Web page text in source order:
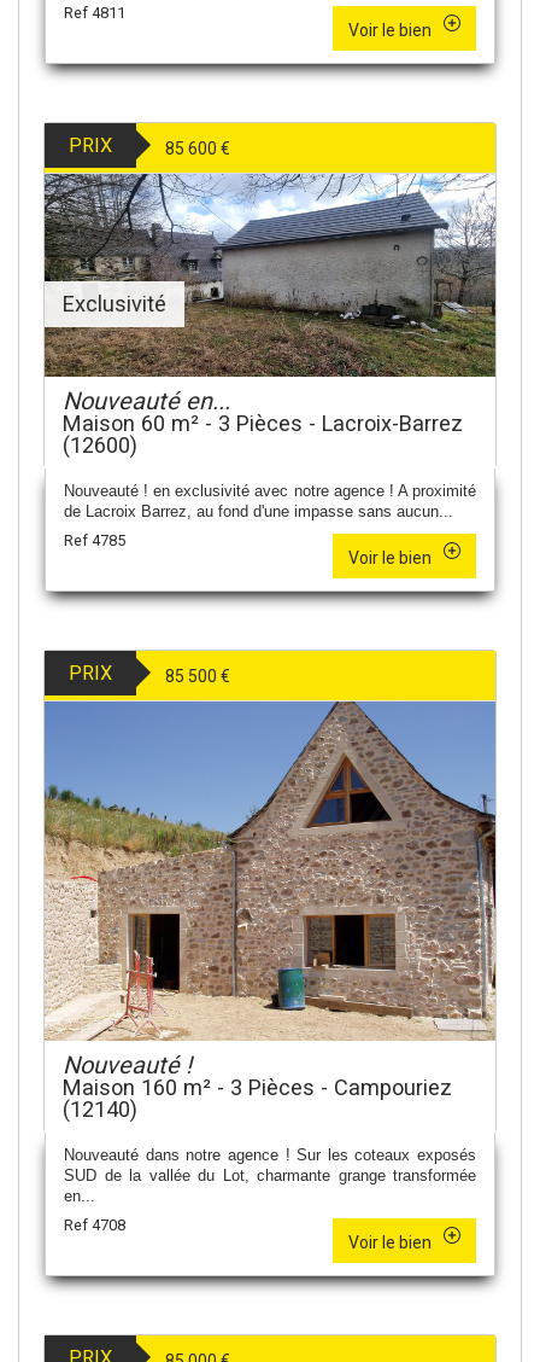
Ref 4811
Voir le bien
PRIX 85 600 €
Exclusivité
Nouveauté en...
Maison 60 m² - 3 Pièces - Lacroix-Barrez
(12600)
Nouveauté ! en exclusivité avec notre agence ! A proximité
de Lacroix Barrez, au fond d'une impasse sans aucun...
Ref 4785
Voir le bien
PRIX 85 500 €
Nouveauté !
Maison 160 m² - 3 Pièces - Campouriez
(12140)
Nouveauté dans notre agence ! Sur les coteaux exposés
SUD de la vallée du Lot, charmante grange transformée
en...
Ref 4708
Voir le bien